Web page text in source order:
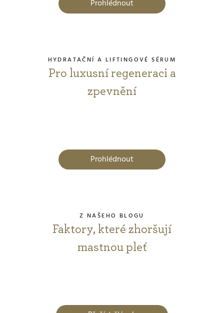
Prohlédnout
HYDRATAČNÍ A LIFTINGOVÉ SÉRUM
Pro luxusní regeneraci a
zpevnění
Prohlédnout
Z NAŠEHO BLOGU
Faktory, které zhoršují
mastnou pleť